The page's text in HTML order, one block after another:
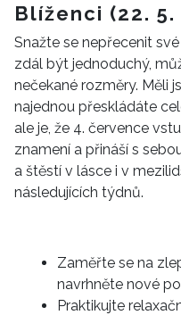
Blíženci (22. 5.
Snažte se nepřecenit
zdál být jednoduchý,
nečekané rozměry. Měli
najednou přeskládáte
ale je, že 4. července
znamení a přináší s
a štěstí v lásce i v
následujících týdnů.
Zaměřte se na
navrhněte nové
Praktikujte